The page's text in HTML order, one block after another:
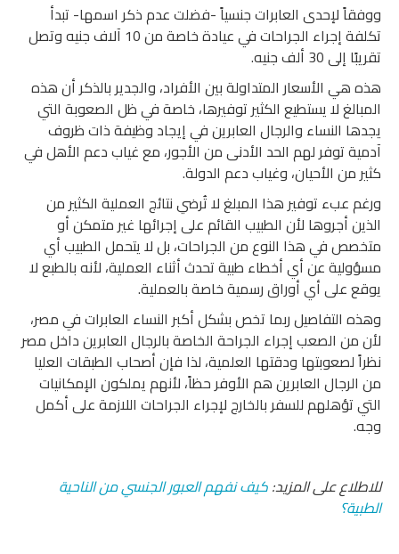
ووفقاً لإحدى العابرات جنسياً -فضلت عدم ذكر اسمها- تبدأ
تكلفة إجراء الجراحات في عيادة خاصة من 10 آلاف جنيه وتصل
تقريبًا إلى 30 ألف جنيه.
هذه هي الأسعار المتداولة بين الأفراد، والجدير بالذكر أن هذه
المبالغ لا يستطيع الكثير توفيرها، خاصة في ظل الصعوبة التي
يجدها النساء والرجال العابرين في إيجاد وظيفة ذات ظروف
آدمية توفر لهم الحد الأدنى من الأجور، مع غياب دعم الأهل في
كثير من الأحيان، وغياب دعم الدولة.
ورغم عبء توفير هذا المبلغ لا تُرضي نتائج العملية الكثير من
الذين أجروها لأن الطبيب القائم على إجرائها غير متمكن أو
متخصص في هذا النوع من الجراحات، بل لا يتحمل الطبيب أي
مسؤولية عن أي أخطاء طبية تحدث أثناء العملية، لأنه بالطبع لا
يوقع على أي أوراق رسمية خاصة بالعملية.
وهذه التفاصيل ربما تخص بشكل أكبر النساء العابرات في مصر،
لأن من الصعب إجراء الجراحة الخاصة بالرجال العابرين داخل مصر
نظراً لصعوبتها ودقتها العلمية، لذا فإن أصحاب الطبقات العليا
من الرجال العابرين هم الأوفر حظاً، لأنهم يملكون الإمكانيات
التي تؤهلهم للسفر بالخارج لإجراء الجراحات اللازمة على أكمل
وجه.
للاطلاع على المزيد:كيف نفهم العبور الجنسي من الناحية
الطبية؟